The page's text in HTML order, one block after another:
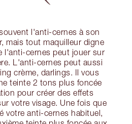
l'anti-cernes à son
mais tout maquilleur digne
l'anti-cernes peut jouer sur
L'anti-cernes peut aussi
crème, darlings. Il vous
teinte 2 tons plus foncée
pour créer des effets
votre visage. Une fois que
votre anti-cernes habituel,